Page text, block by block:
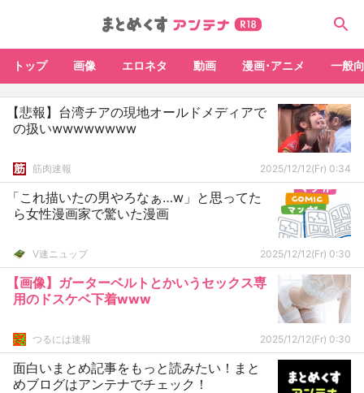
トップ 画像 エロネタ 動画 漫画･アニメ 一般
【悲報】台湾チアの現地オールドメディアで
の扱いwwwwwwww
筋肉速報 2025/12/12(Fr) 0:34
「これ描いたの男やろなぁ…w」と思ってた
ら女性漫画家で驚いた漫画
V速ニュップ 2025/12/12(Fr) 0:30
【画像】ガーターベルトとかいうセックス専
用のドスケベ下着www
つるには速報 2025/12/12(Fr) 0:30
面白いまとめ記事をもっと読みたい！まと
めブログはアンテナでチェック！